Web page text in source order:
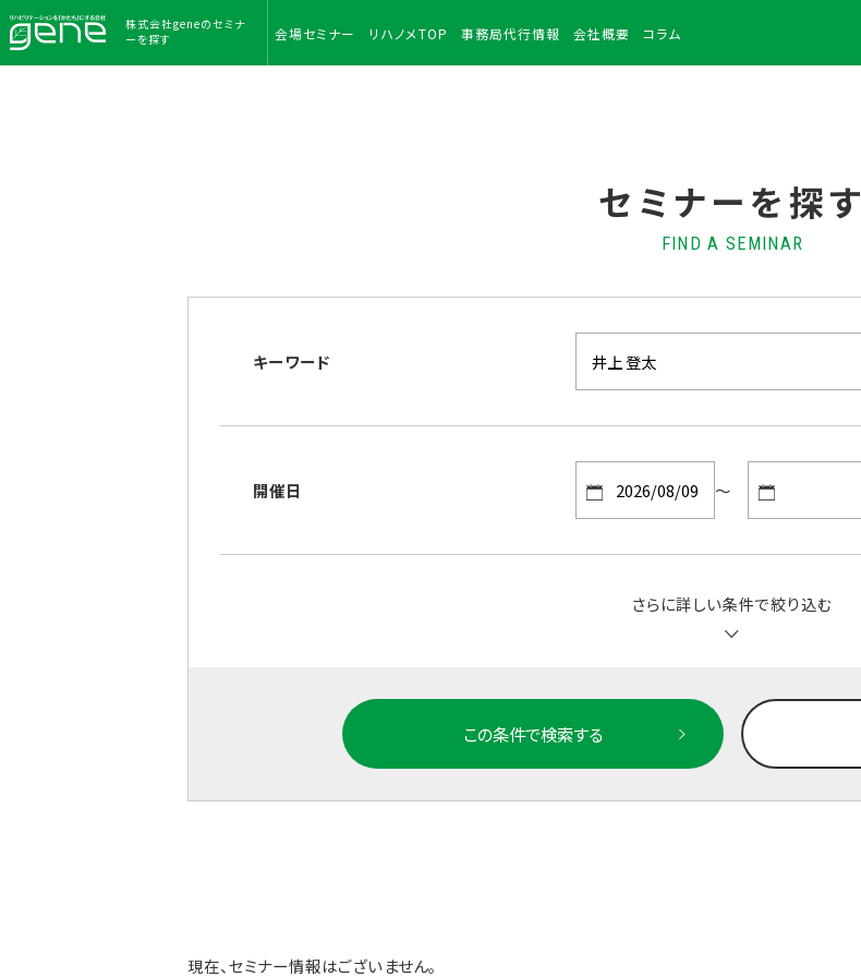
株式会社geneのセミナ
ーを探す
会場セミナー リハノメTOP 事務局代行情報 会社概要 コラム
セミナーを探す
FIND A SEMINAR
キーワード
開催日 ～
さらに詳しい条件で絞り込む
この条件で検索する
現在、セミナー情報はございません。